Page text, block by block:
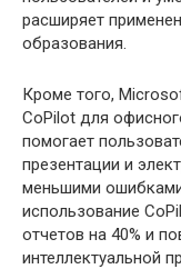
расширяет
образования.
Кроме того,
CoPilot для
помогает
презентации и
меньшими
использование
отчетов на 40% и
интеллектуальной